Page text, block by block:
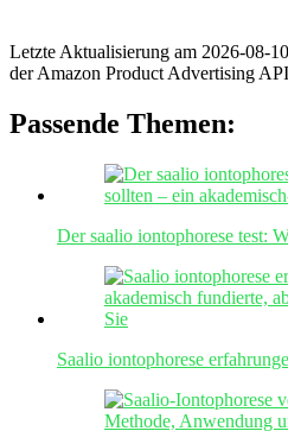
Letzte Aktualisierung am 2026-08-
der Amazon Product Advertising API
Passende Themen:
Der saalio iontophorese test:
Saalio iontophorese